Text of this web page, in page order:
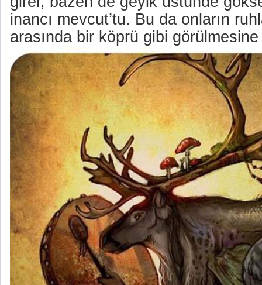
inancı mevcut’tu. Bu da onların
arasında bir köprü gibi